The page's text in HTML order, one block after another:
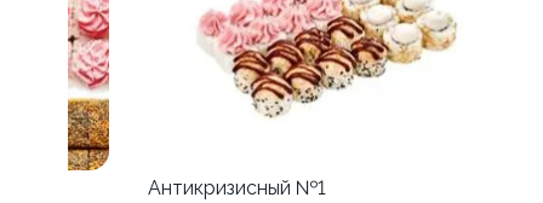
Антикризисный №1